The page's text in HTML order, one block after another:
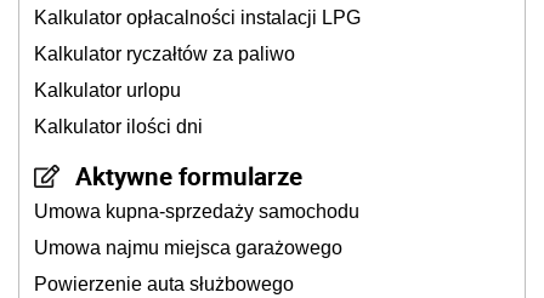
Kalkulator opłacalności instalacji LPG
Kalkulator ryczałtów za paliwo
Kalkulator urlopu
Kalkulator ilości dni
Aktywne formularze
Umowa kupna-sprzedaży samochodu
Umowa najmu miejsca garażowego
Powierzenie auta służbowego